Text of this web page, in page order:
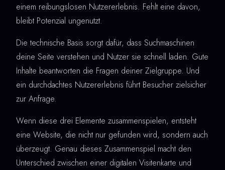
einem reibungslosen Nutzererlebnis. Fehlt eine davon,
bleibt Potenzial ungenutzt.
Die technische Basis sorgt dafür, dass Suchmaschinen
deine Seite verstehen und Nutzer sie schnell laden. Gute
Inhalte beantworten die Fragen deiner Zielgruppe. Und
ein durchdachtes Nutzererlebnis führt Besucher zielsicher
zur Anfrage.
Wenn diese drei Elemente zusammenspielen, entsteht
eine Website, die nicht nur gefunden wird, sondern auch
überzeugt. Genau dieses Zusammenspiel macht den
Unterschied zwischen einer digitalen Visitenkarte und